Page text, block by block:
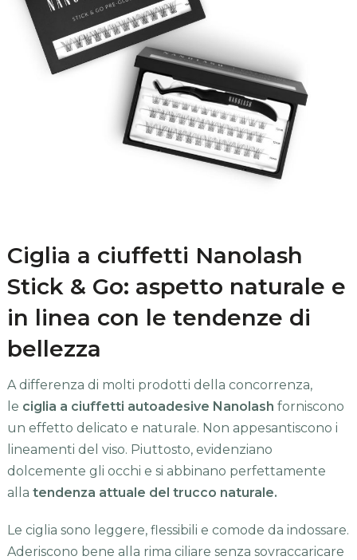
Ciglia a ciuffetti Nanolash
Stick & Go: aspetto naturale e
in linea con le tendenze di
bellezza
A differenza di molti prodotti della concorrenza,
le ciglia a ciuffetti autoadesive Nanolash forniscono
un effetto delicato e naturale. Non appesantiscono i
lineamenti del viso. Piuttosto, evidenziano
dolcemente gli occhi e si abbinano perfettamente
alla tendenza attuale del trucco naturale.
Le ciglia sono leggere, flessibili e comode da indossare.
Aderiscono bene alla rima ciliare senza sovraccaricare